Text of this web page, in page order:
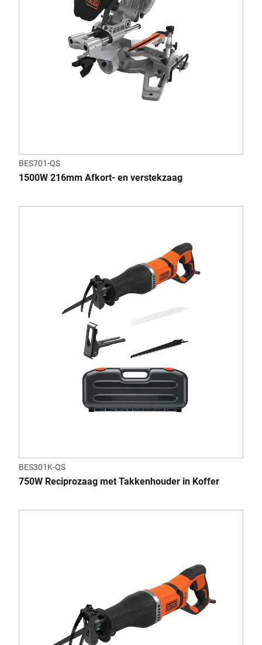
BES701-QS
1500W 216mm Afkort- en verstekzaag
BES301K-QS
750W Reciprozaag met Takkenhouder in Koffer